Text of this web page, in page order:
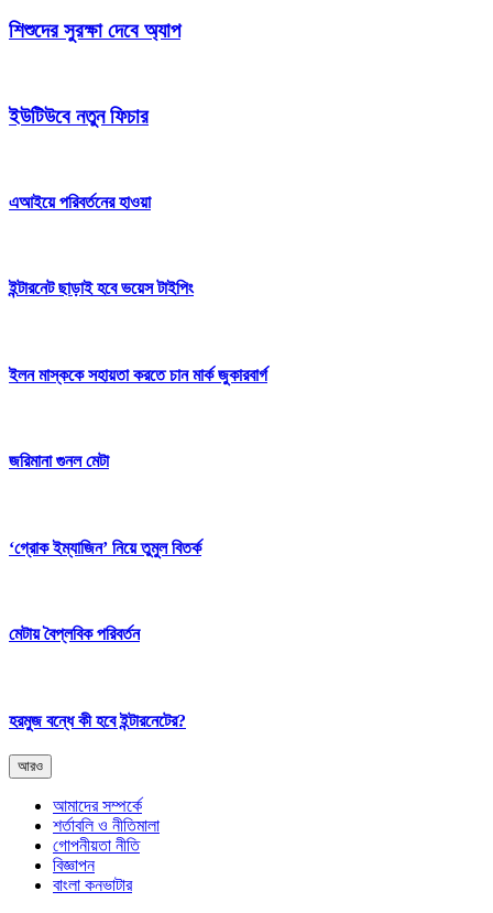
শিশুদের সুরক্ষা দেবে অ্যাপ
ইউটিউবে নতুন ফিচার
এআইয়ে পরিবর্তনের হাওয়া
ইন্টারনেট ছাড়াই হবে ভয়েস টাইপিং
ইলন মাস্ককে সহায়তা করতে চান মার্ক জুকারবার্গ
জরিমানা গুনল মেটা
‘গ্রোক ইম্যাজিন’ নিয়ে তুমুল বিতর্ক
মেটায় বৈপ্লবিক পরিবর্তন
হরমুজ বন্ধে কী হবে ইন্টারনেটের?
আরও
আমাদের সম্পর্কে
শর্তাবলি ও নীতিমালা
গোপনীয়তা নীতি
বিজ্ঞাপন
বাংলা কনভাটার